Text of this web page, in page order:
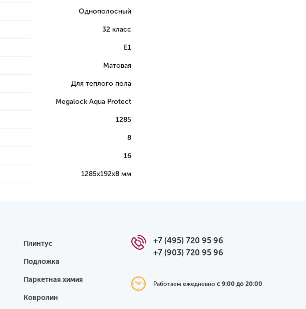
Однополосный
32 класс
E1
Матовая
Для теплого пола
Megalock Aqua Protect
1285
8
16
1285х192х8 мм
Плинтус
Подложка
Паркетная химия
Ковролин
+7 (495) 720 95 96
+7 (903) 720 95 96
Работаем ежедневнос 9:00 до 20:00